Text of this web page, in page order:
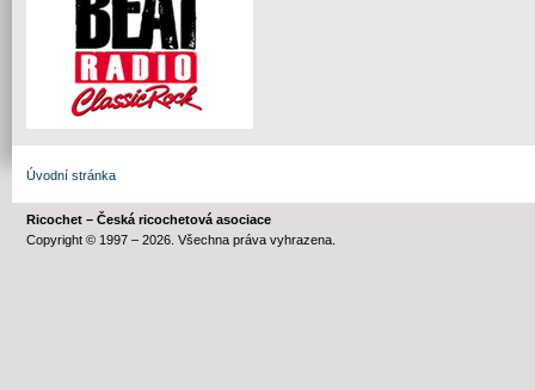
Úvodní stránka
Ricochet – Česká ricochetová asociace
Copyright © 1997 – 2026. Všechna práva vyhrazena.